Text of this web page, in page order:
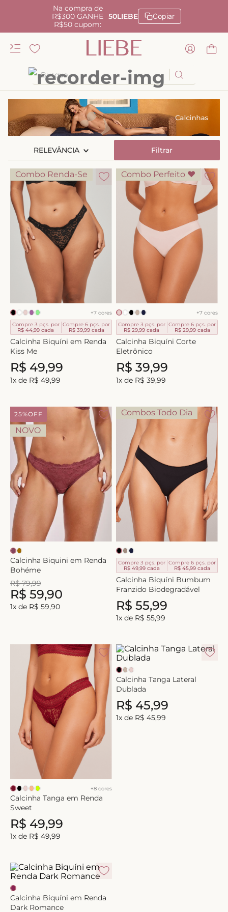
Na compra de
R$300 GANHE
R$50 cupom:
50LIEBE Copiar
Busque
RELEVÂNCIA Filtrar
Combo Renda-Se
+7 cores
Compre 3 pçs. por
R$ 44,99 cada
Compre 6 pçs. por
R$ 39,99cada
Calcinha Biquíni em Renda
Kiss Me
R$ 49,99
1x de R$ 49,99
Combo Perfeito ♥
+7 cores
Compre 3 pçs. por
R$ 29,99 cada
Compre 6 pçs. por
R$ 29,99cada
Calcinha Biquíni Corte
Eletrônico
R$ 39,99
1x de R$ 39,99
25%OFF
NOVO
Calcinha Biquini em Renda
Bohéme
R$ 79,99
R$ 59,90
1x de R$ 59,90
Combos Todo Dia
Compre 3 pçs. por
R$ 49,99cada
Compre 6 pçs. por
R$ 45,99 cada
Calcinha Biquíni Bumbum
Franzido Biodegradável
R$ 55,99
1x de R$ 55,99
+8 cores
Calcinha Tanga em Renda
Sweet
R$ 49,99
1x de R$ 49,99
Calcinha Tanga Lateral
Dublada
R$ 45,99
1x de R$ 45,99
Calcinha Biquíni em Renda
Dark Romance
TERMOS MAIS BUSCADOS
kiss me
camisola
calcinha renda
anatomic
calcinha alta
triangulo
short doll
biquini
calcinha